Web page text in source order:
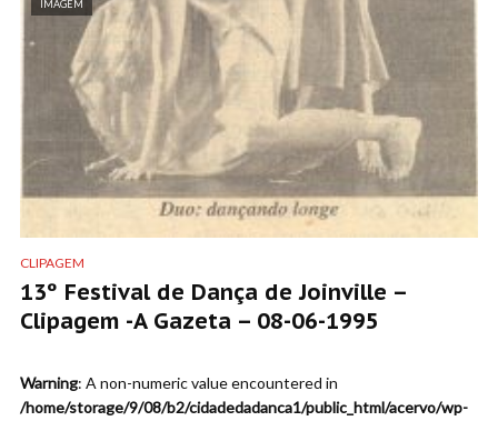
IMAGEM
CLIPAGEM
13º Festival de Dança de Joinville –
Clipagem -A Gazeta – 08-06-1995
Warning: A non-numeric value encountered in
/home/storage/9/08/b2/cidadedadanca1/public_html/acervo/wp-